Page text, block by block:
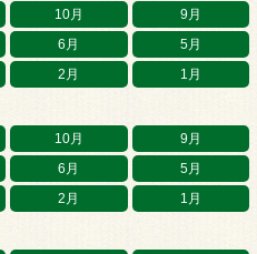
10月
9月
6月
5月
2月 1月
10月
9月
6月
5月
2月 1月